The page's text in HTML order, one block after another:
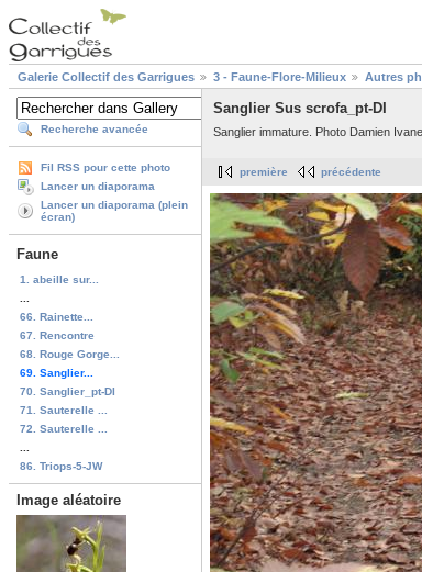
Galerie Collectif des Garrigues 3 - Faune-Flore-Milieux Autres
Recherche avancée
Fil RSS pour cette photo
Lancer un diaporama
Lancer un diaporama (plein
écran)
Faune
1. abeille sur...
66. Rainette...
67. Rencontre
68. Rouge Gorge...
69. Sanglier...
70. Sanglier_pt-DI
71. Sauterelle ...
72. Sauterelle ...
86. Triops-5-JW
Image aléatoire
Sanglier Sus scrofa_pt-DI
Sanglier immature. Photo Damien
première précédente